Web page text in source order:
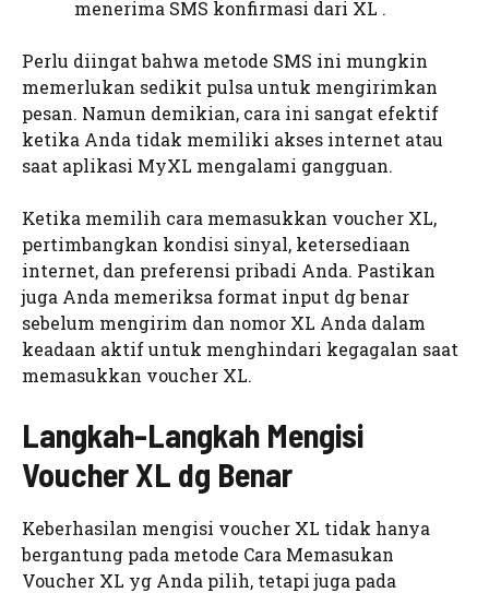
menerima SMS konfirmasi dari XL .
Perlu diingat bahwa metode SMS ini mungkin
memerlukan sedikit pulsa untuk mengirimkan
pesan. Namun demikian, cara ini sangat efektif
ketika Anda tidak memiliki akses internet atau
saat aplikasi MyXL mengalami gangguan.
Ketika memilih cara memasukkan voucher XL,
pertimbangkan kondisi sinyal, ketersediaan
internet, dan preferensi pribadi Anda. Pastikan
juga Anda memeriksa format input dg benar
sebelum mengirim dan nomor XL Anda dalam
keadaan aktif untuk menghindari kegagalan saat
memasukkan voucher XL.
Langkah-Langkah Mengisi
Voucher XL dg Benar
Keberhasilan mengisi voucher XL tidak hanya
bergantung pada metode Cara Memasukan
Voucher XL yg Anda pilih, tetapi juga pada